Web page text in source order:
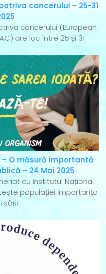
cancerului – 25-31
cancerului (European
are loc între 25 și 31
O măsură importantă
– 24 Mai 2025
cu Institutul Național
populației importanța
sării